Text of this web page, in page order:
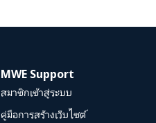
MWE Support
สมาชิกเข้าสู่ระบบ
คู่มือการสร้างเว็บไซต์